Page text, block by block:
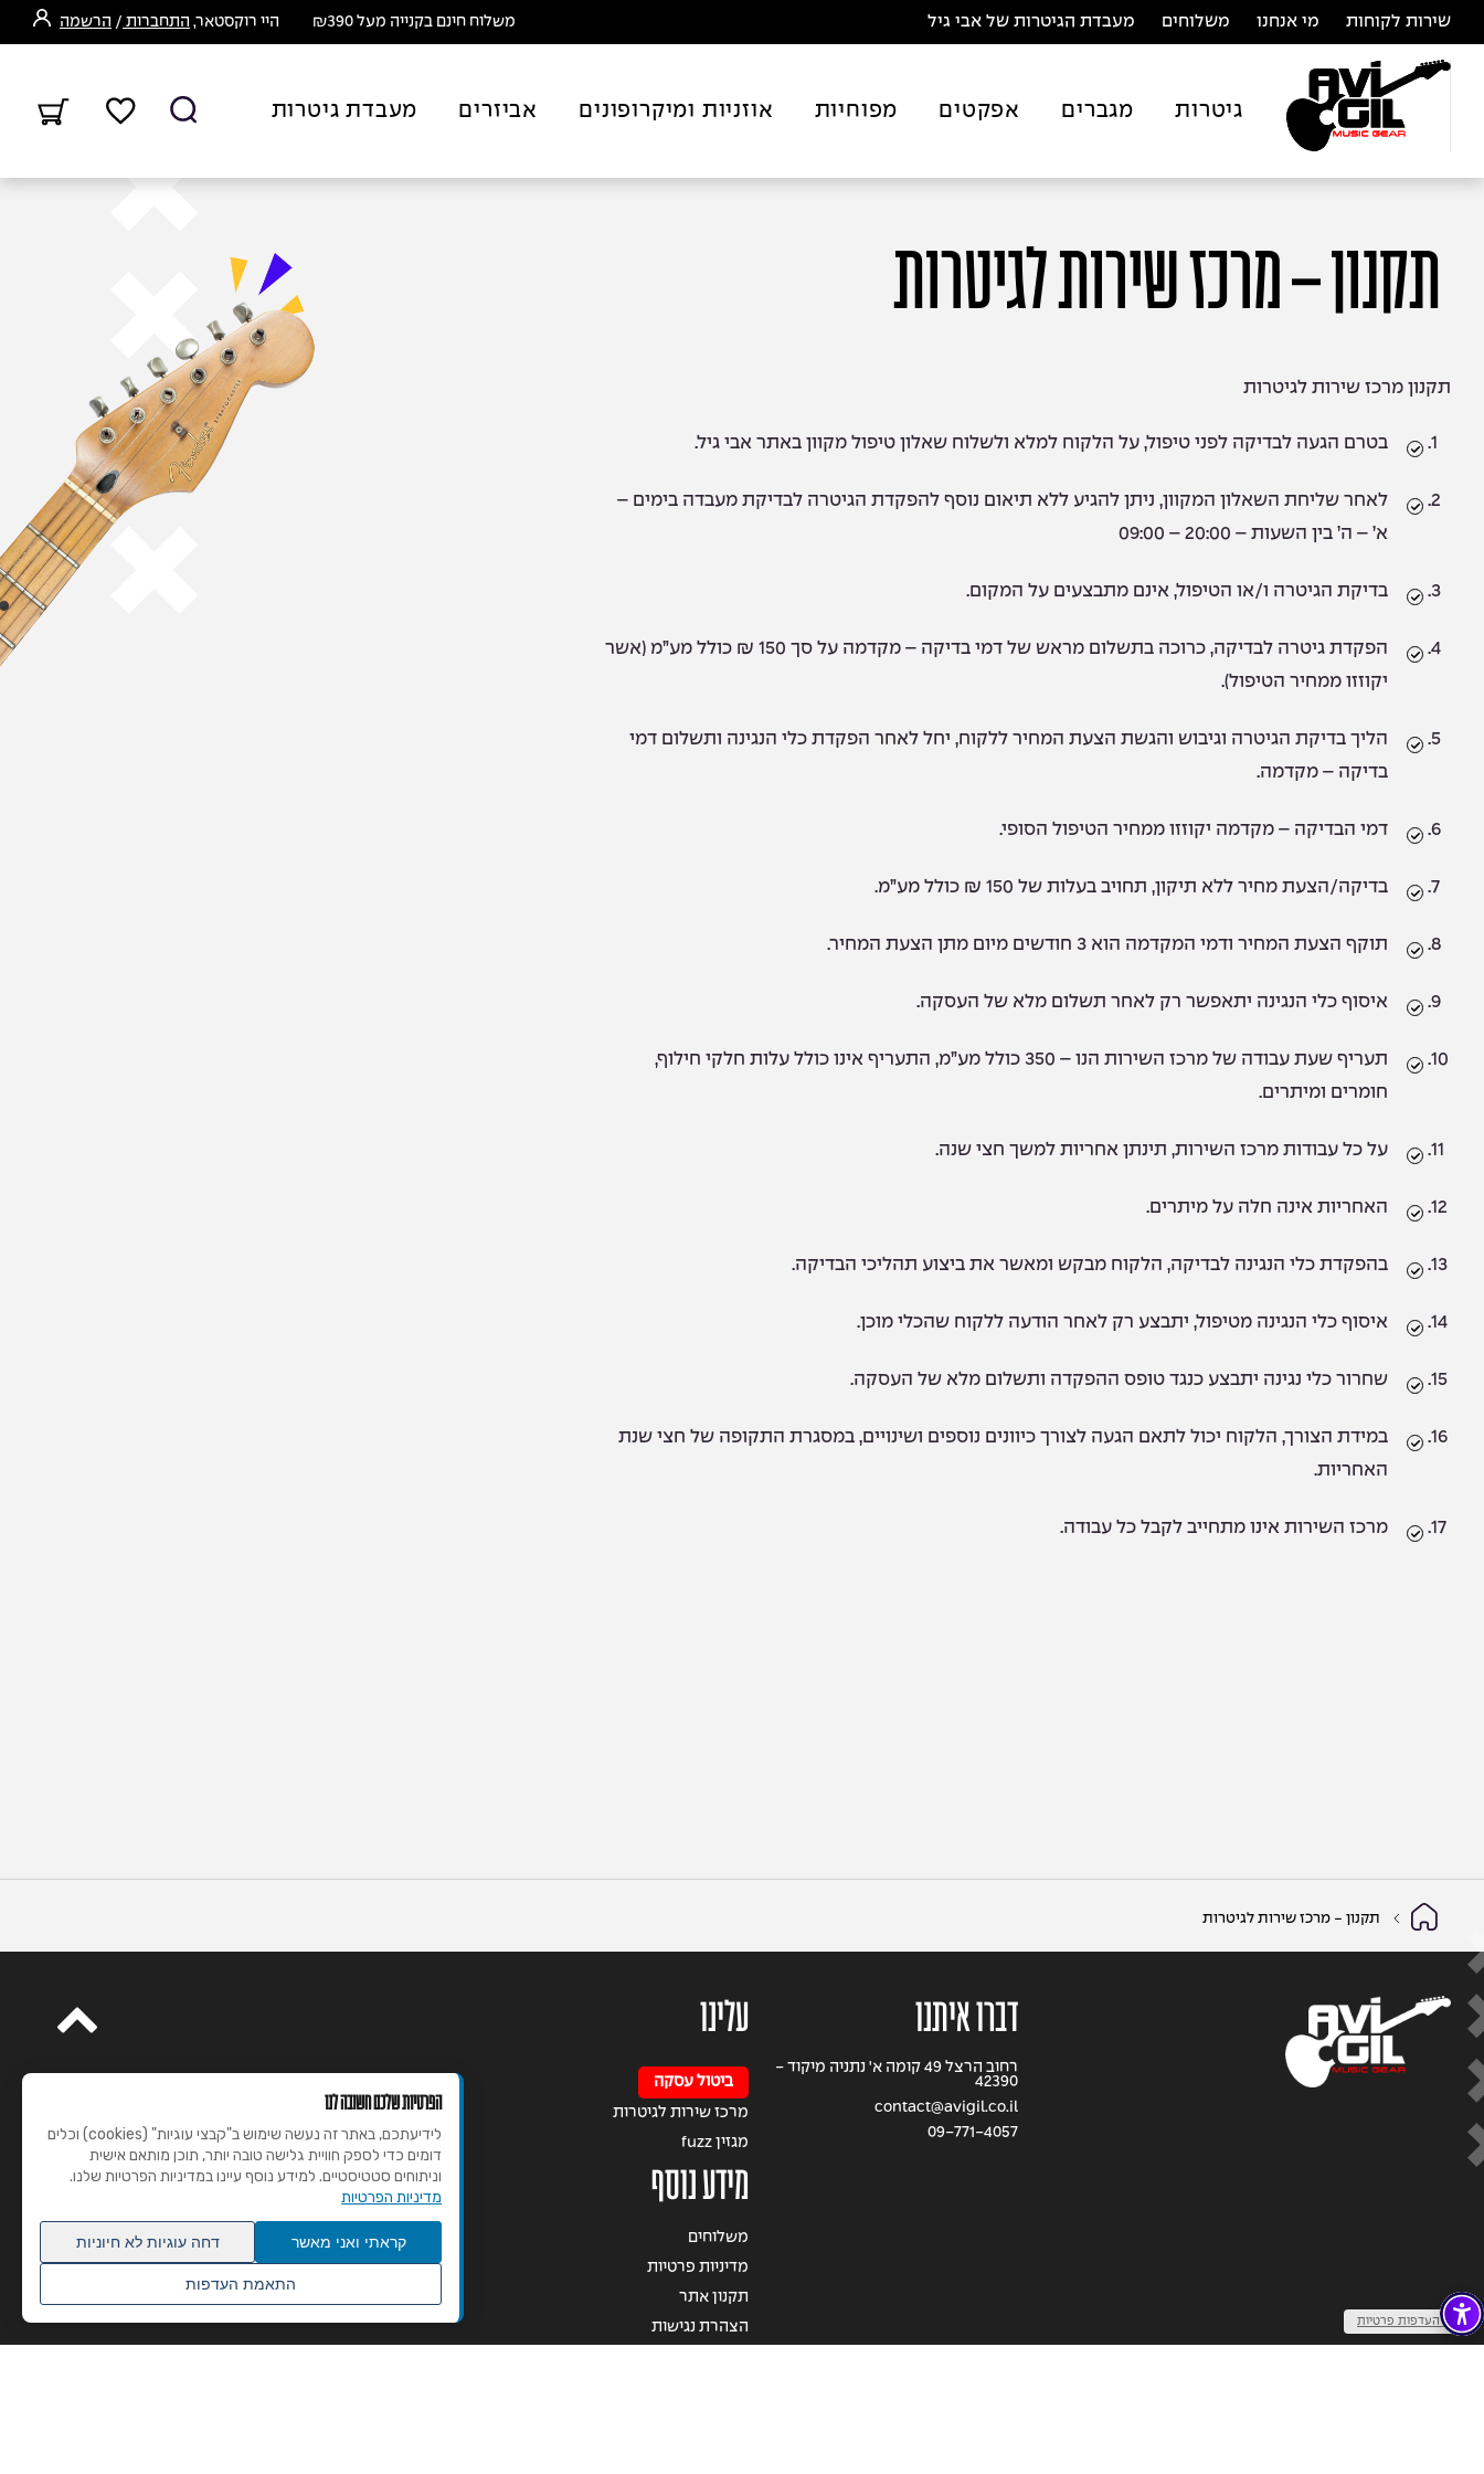
שירות לקוחות מי אנחנו משלוחים מעבדת הגיטרות של אבי גיל משלוח חינם בקנייה מעל ₪390 היי רוקסטאר, התחברות / הרשמה
גיטרות מגברים אפקטים מפוחיות אוזניות ומיקרופונים אביזרים מעבדת גיטרות
תקנון – מרכז שירות לגיטרות
תקנון מרכז שירות לגיטרות
בטרם הגעה לבדיקה לפני טיפול, על הלקוח למלא ולשלוח שאלון טיפול מקוון באתר אבי גיל.
לאחר שליחת השאלון המקוון, ניתן להגיע ללא תיאום נוסף להפקדת הגיטרה לבדיקת מעבדה בימים –
א’ – ה’ בין השעות – 20:00 – 09:00
בדיקת הגיטרה ו/או הטיפול, אינם מתבצעים על המקום.
הפקדת גיטרה לבדיקה, כרוכה בתשלום מראש של דמי בדיקה – מקדמה על סך 150 ₪ כולל מע”מ (אשר
יקוזזו ממחיר הטיפול).
הליך בדיקת הגיטרה וגיבוש והגשת הצעת המחיר ללקוח, יחל לאחר הפקדת כלי הנגינה ותשלום דמי
בדיקה – מקדמה.
דמי הבדיקה – מקדמה יקוזזו ממחיר הטיפול הסופי.
בדיקה/הצעת מחיר ללא תיקון, תחויב בעלות של 150 ₪ כולל מע”מ.
תוקף הצעת המחיר ודמי המקדמה הוא 3 חודשים מיום מתן הצעת המחיר.
איסוף כלי הנגינה יתאפשר רק לאחר תשלום מלא של העסקה.
תעריף שעת עבודה של מרכז השירות הנו – 350 כולל מע”מ, התעריף אינו כולל עלות חלקי חילוף,
חומרים ומיתרים.
על כל עבודות מרכז השירות, תינתן אחריות למשך חצי שנה.
האחריות אינה חלה על מיתרים.
בהפקדת כלי הנגינה לבדיקה, הלקוח מבקש ומאשר את ביצוע תהליכי הבדיקה.
איסוף כלי הנגינה מטיפול, יתבצע רק לאחר הודעה ללקוח שהכלי מוכן.
שחרור כלי נגינה יתבצע כנגד טופס ההפקדה ותשלום מלא של העסקה.
במידת הצורך, הלקוח יכול לתאם הגעה לצורך כיוונים נוספים ושינויים, במסגרת התקופה של חצי שנת
האחריות.
מרכז השירות אינו מתחייב לקבל כל עבודה.
תקנון - מרכז שירות לגיטרות
דברו איתנו
רחוב הרצל 49 קומה א' נתניה מיקוד -
42390
contact@avigil.co.il
09-771-4057
עלינו
ביטול עסקה
מרכז שירות לגיטרות
מגזין fuzz
מידע נוסף
משלוחים
מדיניות פרטיות
תקנון אתר
הצהרת נגישות
הפרטיות שלכם חשובה לנו
לידיעתכם, באתר זה נעשה שימוש ב"קבצי עוגיות" (cookies) וכלים
דומים כדי לספק חוויית גלישה טובה יותר, תוכן מותאם אישית
וניתוחים סטטיסטיים. למידע נוסף עיינו במדיניות הפרטיות שלנו.
מדיניות הפרטיות
קראתי ואני מאשר דחה עוגיות לא חיוניות
התאמת העדפות
שנו העדפות פרטיות